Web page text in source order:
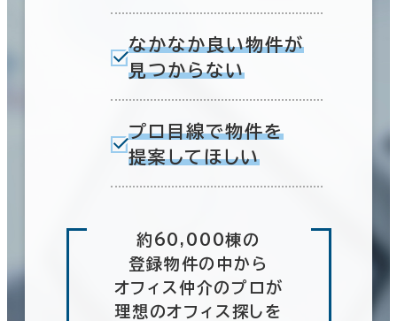
なかなか良い物件が
見つからない
プロ目線で物件を
提案してほしい
約60,000棟の
登録物件の中から
オフィス仲介のプロが
理想のオフィス探しを